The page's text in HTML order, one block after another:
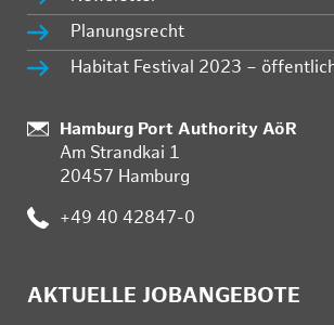
Planungsrecht
Habitat Festival 2023 –
:
Hamburg Port Authority AöR
Am Strandkai 1
20457 Hamburg
: +49 40 42847-0
AKTUELLE JOBANGEBOTE